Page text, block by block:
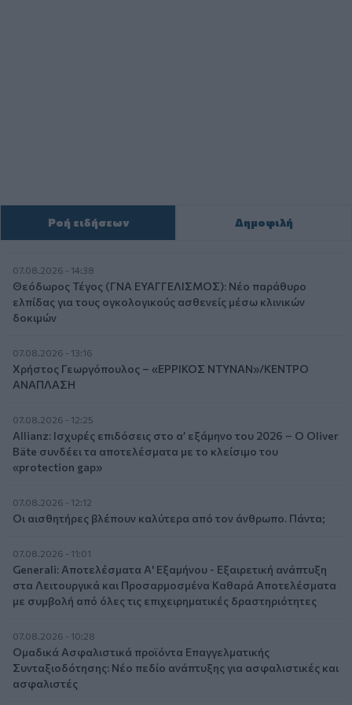
Ροή ειδήσεων Δημοφιλή
07.08.2026 - 14:38
Θεόδωρος Τέγος (ΓΝΑ ΕΥΑΓΓΕΛΙΣΜΟΣ): Νέο παράθυρο
ελπίδας για τους ογκολογικούς ασθενείς μέσω κλινικών
δοκιμών
07.08.2026 - 13:16
Χρήστος Γεωργόπουλος – «ΕΡΡΙΚΟΣ ΝΤΥΝΑΝ»/ΚΕΝΤΡΟ
ΑΝΑΠΛΑΣΗ
07.08.2026 - 12:25
Allianz: Ισχυρές επιδόσεις στο α’ εξάμηνο του 2026 – Ο Oliver
Bäte συνδέει τα αποτελέσματα με το κλείσιμο του
«protection gap»
07.08.2026 - 12:12
Οι αισθητήρες βλέπουν καλύτερα από τον άνθρωπο. Πάντα;
07.08.2026 - 11:01
Generali: Αποτελέσματα Α' Εξαμήνου - Εξαιρετική ανάπτυξη
στα Λειτουργικά και Προσαρμοσμένα Καθαρά Αποτελέσματα
με συμβολή από όλες τις επιχειρηματικές δραστηριότητες
07.08.2026 - 10:28
Ομαδικά Ασφαλιστικά προϊόντα Επαγγελματικής
Συνταξιοδότησης: Νέο πεδίο ανάπτυξης για ασφαλιστικές και
ασφαλιστές